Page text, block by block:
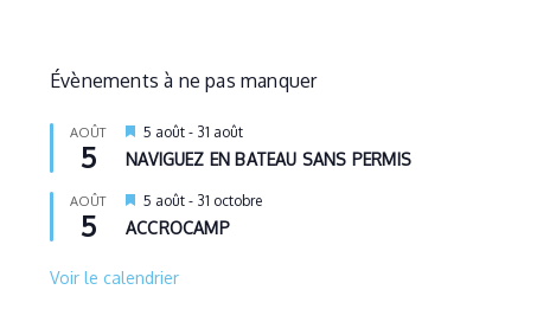
Évènements à ne pas manquer
AOÛT
5
Mis
en
avant
5 août - 31 août
NAVIGUEZ EN BATEAU SANS PERMIS
AOÛT
5
Mis
en
avant
5 août - 31 octobre
ACCROCAMP
Voir le calendrier